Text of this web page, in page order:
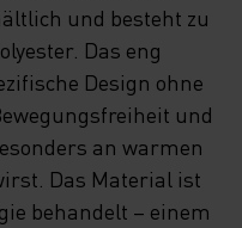
und besteht zu
Das eng
Design ohne
und
an warmen
Das Material ist
behandelt – einem